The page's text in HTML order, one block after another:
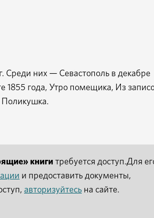
Среди них — Севастополь в декабре
1855 года, Утро помещика, Из
Поликушка.
книги требуется доступ.Для
и предоставить документы,
авторизуйтесь на сайте.